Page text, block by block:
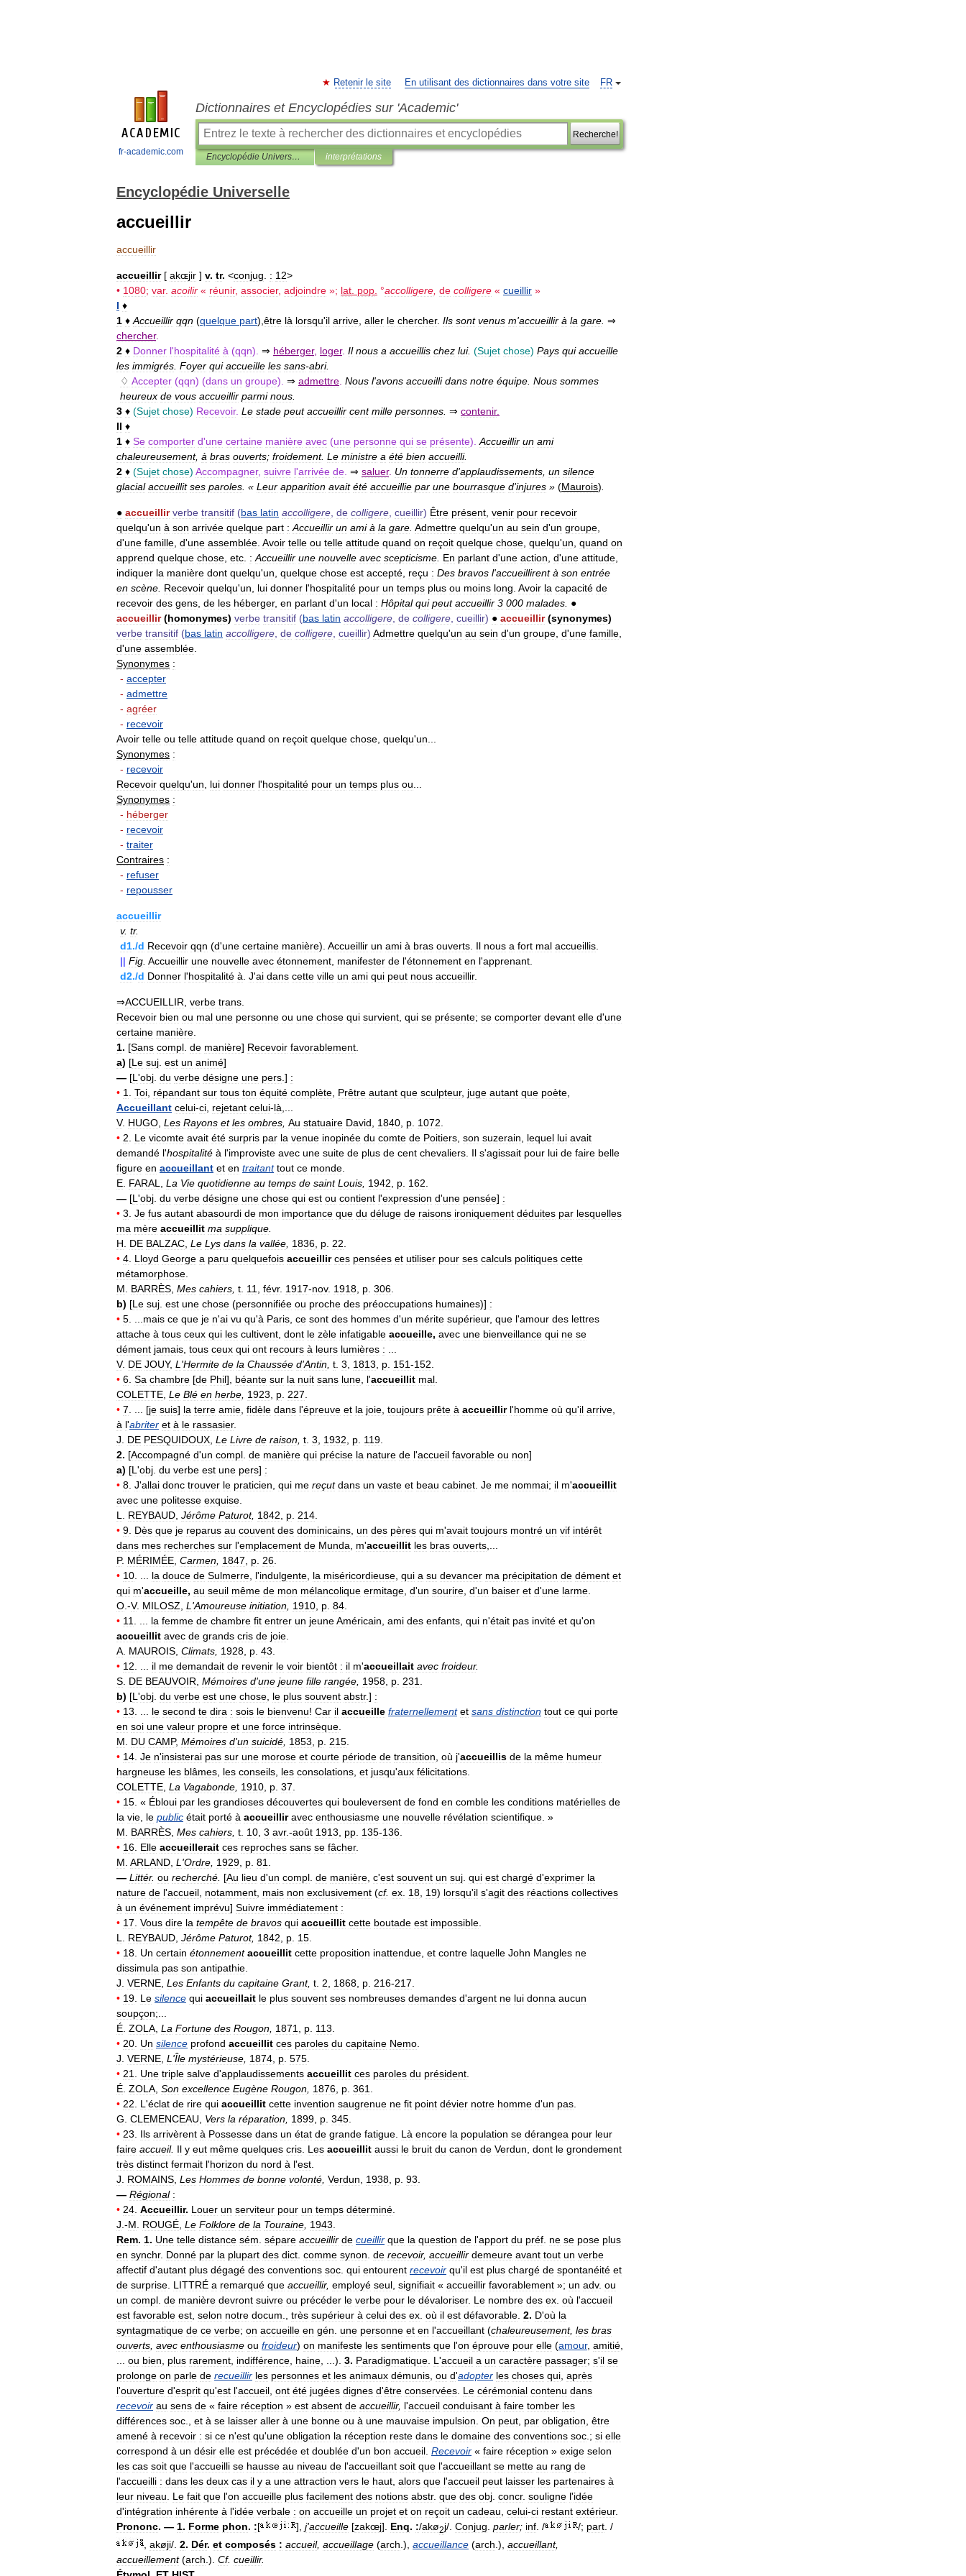
fr-academic.com
FR
Retenir le site En utilisant des dictionnaires dans votre site
Dictionnaires et Encyclopédies sur 'Academic'
Recherche!
Encyclopédie Universelle interprétations
Encyclopédie Universelle
accueillir
accueillir
accueillir[ akɶjir ] v. tr. <conjug : 12>
• 1080; var. acoilir « réunir, associer, adjoindre »; lat pop °accolligere de colligere « cueillir »
I ♦
1 ♦ Accueillir qqn (quelque part), être là lorsqu'il arrive aller le chercher. Ils sont venus m'accueillir à la gare ⇒
chercher.
2 ♦ Donner l'hospitalité à (qqn). ⇒ héberger, loger. Il nous a accueillis chez lui. (Sujet chose) Pays qui accueille
les immigrés Foyer qui accueille les sans-abri.
♢ Accepter (qqn) (dans un groupe). ⇒ admettre Nous l'avons accueilli dans notre équipe Nous sommes
heureux de vous accueillir parmi nous
3 ♦ (Sujet chose) Recevoir. Le stade peut accueillir cent mille personnes ⇒ contenir.
II ♦
1 ♦ Se comporter d'une certaine manière avec (une personne qui se présente). Accueillir un ami
chaleureusement, à bras ouverts; froidement. Le ministre a été bien accueilli.
2 ♦ (Sujet chose) Accompagner, suivre l'arrivée de ⇒ saluer. Un tonnerre d'applaudissements un silence
glacial accueillit ses paroles . « Leur apparition avait été accueillie par une bourrasque d'injures » (Maurois)
● accueillir verbe transitif (bas latin accolligere de colligere cueillir) Être présent venir pour recevoir
quelqu'un à son arrivée quelque part : Accueillir un ami à la gare Admettre quelqu'un au sein d'un groupe
d'une famille d'une assemblée Avoir telle ou telle attitude quand on reçoit quelque chose quelqu'un quand on
apprend quelque chose etc : Accueillir une nouvelle avec scepticisme En parlant d'une action d'une attitude
indiquer la manière dont quelqu'un quelque chose est accepté reçu : Des bravos l'accueillirent à son entrée
en scène Recevoir quelqu'un lui donner l'hospitalité pour un temps plus ou moins long Avoir la capacité de
recevoir des gens de les héberger, en parlant d'un local : Hôpital qui peut accueillir 3 000 malades ●
accueillir(homonymes) verbe transitif (bas latin accolligere de colligere cueillir) ● accueillir(synonymes)
verbe transitif (bas latin accolligere de colligere cueillir) Admettre quelqu'un au sein d'un groupe d'une famille
d'une assemblée
Synonymes :
- accepter
- admettre
- agréer
- recevoir
Avoir telle ou telle attitude quand on reçoit quelque chose quelqu'un
Synonymes :
- recevoir
Recevoir quelqu'un lui donner l'hospitalité pour un temps plus ou
Synonymes :
- héberger
- recevoir
- traiter
Contraires :
- refuser
- repousser
accueillir
v. tr.
d1./d Recevoir qqn (d'une certaine manière). Accueillir un ami à bras ouverts Il nous a fort mal accueillis
|| Fig Accueillir une nouvelle avec étonnement manifester de l'étonnement en l'apprenant
d2./d Donner l'hospitalité à J'ai dans cette ville un ami qui peut nous accueillir.
⇒ACCUEILLIR verbe trans
Recevoir bien ou mal une personne ou une chose qui survient qui se présente; se comporter devant elle d'une
certaine manière
1. [Sans compl de manière] Recevoir favorablement
a) [Le suj est un animé]
— [L 'obj du verbe désigne une pers .] :
• 1 Toi répandant sur tous ton équité complète Prêtre autant que sculpteur, juge autant que poète
Accueillant celui-ci rejetant celui-là
V. HUGO Les Rayons et les ombres Au statuaire David 1840 p 1072
• 2 Le vicomte avait été surpris par la venue inopinée du comte de Poitiers son suzerain lequel lui avait
demandé l'hospitalité à l'improviste avec une suite de plus de cent chevaliers Il s'agissait pour lui de faire belle
figure en accueillant et en traitant tout ce monde
E FARAL La Vie quotidienne au temps de saint Louis 1942 p 162
— [L 'obj du verbe désigne une chose qui est ou contient l'expression d'une pensée] :
• 3 Je fus autant abasourdi de mon importance que du déluge de raisons ironiquement déduites par lesquelles
ma mère accueillit ma supplique
H
DE BALZAC Le Lys dans la vallée 1836 p 22
• 4 Lloyd George a paru quelquefois accueillir ces pensées et utiliser pour ses calculs politiques cette
métamorphose
M
BARRÈS Mes cahiers t 11 févr. 1917-nov. 1918 p 306
b) [Le suj est une chose (personnifiée ou proche des préoccupations humaines)] :
• 5 mais ce que je n'ai vu qu'à Paris ce sont des hommes d'un mérite supérieur, que l'amour des lettres
attache à tous ceux qui les cultivent dont le zèle infatigable accueille, avec une bienveillance qui ne se
dément jamais tous ceux qui ont recours à leurs lumières :
V. DE JOUY, L 'Hermite de la Chaussée d'Antin t 3 1813 p 151-152
• 6 Sa chambre [de Phil], béante sur la nuit sans lune l'accueillit mal
COLETTE Le Blé en herbe 1923 p 227
• 7 . ... [je suis] la terre amie fidèle dans l'épreuve et la joie toujours prête à accueillir l'homme où qu'il arrive
à l'abriter et à le rassasier.
J
DE PESQUIDOUX Le Livre de raison t 3 1932 p 119
2. [Accompagné d'un compl de manière qui précise la nature de l'accueil favorable ou non]
a) [L 'obj du verbe est une pers] :
• 8 J'allai donc trouver le praticien qui me reçut dans un vaste et beau cabinet Je me nommai; il m'accueillit
avec une politesse exquise
L
REYBAUD Jérôme Paturot, 1842 p 214
• 9 Dès que je reparus au couvent des dominicains un des pères qui m'avait toujours montré un vif intérêt
dans mes recherches sur l'emplacement de Munda m'accueillit les bras ouverts
P. MÉRIMÉE Carmen 1847 p 26
• 10 la douce de Sulmerre l'indulgente la miséricordieuse qui a su devancer ma précipitation de dément et
qui m'accueille, au seuil même de mon mélancolique ermitage d'un sourire d'un baiser et d'une larme
O .-V. MILOSZ L 'Amoureuse initiation 1910 p 84
• 11 la femme de chambre fit entrer un jeuneAméricain ami des enfants qui n'était pas invité et qu'on
accueillit avec de grands cris de joie
A MAUROIS Climats 1928 p 43
• 12 il me demandait de revenir le voir bientôt : il m'accueillait avec froideur.
S DE BEAUVOIR Mémoires d'une jeune fille rangée 1958 p 231
b) [L 'obj du verbe est une chose le plus souvent abstr.] :
• 13 le second te dira : sois le bienvenu! Car il accueille fraternellement et sans distinction tout ce qui porte
en soi une valeur propre et une force intrinsèque
M
DU CAMP, Mémoires d'un suicidé 1853 p 215
• 14 Je n'insisterai pas sur une morose et courte période de transition où j'accueillis de la même humeur
hargneuse les blâmes les conseils les consolations et jusqu'aux félicitations
COLETTE La Vagabonde 1910 p 37
• 15 . « Ébloui par les grandioses découvertes qui bouleversent de fond en comble les conditions matérielles de
la vie le public était porté à accueillir avec enthousiasme une nouvelle révélation scientifique . »
M
BARRÈS Mes cahiers t 10 3 avr.-août 1913 pp 135-136
• 16 Elle accueillerait ces reproches sans se fâcher.
M ARLAND L 'Ordre 1929 p 81
— Littér. ou recherché [Au lieu d'un compl de manière c'est souvent un suj qui est chargé d'exprimer la
nature de l'accueil notamment mais non exclusivement (cf. ex 18 19) lorsqu'il s'agit des réactions collectives
à un événement imprévu] Suivre immédiatement :
• 17 Vous dire la tempête de bravos qui accueillit cette boutade est impossible
L
REYBAUD Jérôme Paturot, 1842 p 15
• 18 Un certain étonnement accueillit cette proposition inattendue et contre laquelle John Mangles ne
dissimula pas son antipathie
J VERNE Les Enfants du capitaine Grant, t 2 1868 p 216-217
• 19 Le silence qui accueillait le plus souvent ses nombreuses demandes d'argent ne lui donna aucun
soupçon;...
É ZOLA La Fortune des Rougon 1871 p 113
• 20 Un silence profond accueillit ces paroles du capitaine Nemo
J VERNE L 'Île mystérieuse 1874 p 575
• 21 Une triple salve d'applaudissements accueillit ces paroles du président
É ZOLA Son excellence Eugène Rougon 1876 p 361
• 22 L 'éclat de rire qui accueillit cette invention saugrenue ne fit point dévier notre homme d'un pas
G CLEMENCEAU Vers la réparation 1899 p 345
• 23 Ils arrivèrent à Possesse dans un état de grande fatigue Là encore la population se dérangea pour leur
faire accueil. Il y eut même quelques cris Les accueillit aussi le bruit du canon de Verdun dont le grondement
très distinct fermait l'horizon du nord à l'est
J
ROMAINS Les Hommes de bonne volonté Verdun 1938 p 93
— Régional :
• 24 Accueillir. Louer un serviteur pour un temps déterminé
J .-M ROUGÉ Le Folklore de la Touraine 1943
Rem. 1. Une telle distance sém sépare accueillir de cueillir que la question de l'apport du préf ne se pose plus
en synchr. Donné par la plupart des dict comme synon de recevoir, accueillir demeure avant tout un verbe
affectif d'autant plus dégagé des conventions soc qui entourent recevoir qu'il est plus chargé de spontanéité et
de surprise LITTRÉ a remarqué que accueillir, employé seul signifiait « accueillir favorablement »; un adv. ou
un compl de manière devront suivre ou précéder le verbe pour le dévaloriser. Le nombre des ex où l'accueil
est favorable est selon notre docum très supérieur à celui des ex où il est défavorable 2. D'où la
syntagmatique de ce verbe; on accueille en gén une personne et en l'accueillant (chaleureusement, les bras
ouverts avec enthousiasme ou froideur) on manifeste les sentiments que l'on éprouve pour elle (amour, amitié
ou bien plus rarement indifférence haine , ...). 3. Paradigmatique L 'accueil a un caractère passager; s'il se
prolonge on parle de recueillir les personnes et les animaux démunis ou d'adopter les choses qui après
l'ouverture d'esprit qu'est l'accueil ont été jugées dignes d'être conservées Le cérémonial contenu dans
recevoir au sens de « faire réception » est absent de accueillir, l'accueil conduisant à faire tomber les
différences soc et à se laisser aller à une bonne ou à une mauvaise impulsion On peut par obligation être
amené à recevoir : si ce n'est qu'une obligation la réception reste dans le domaine des conventions soc .; si elle
correspond à un désir elle est précédée et doublée d'un bon accueil Recevoir « faire réception » exige selon
les cas soit que l'accueilli se hausse au niveau de l'accueillant soit que l'accueillant se mette au rang de
l'accueilli : dans les deux cas il y a une attraction vers le haut alors que l'accueil peut laisser les partenaires à
leur niveau Le fait que l'on accueille plus facilement des notions abstr. que des obj concr. souligne l'idée
d'intégration inhérente à l'idée verbale : on accueille un projet et on reçoit un cadeau celui-ci restant extérieur.
Prononc. — 1. Forme phon. :[ ], j'accueille [zakœj]. Enq. :/akø2j/. Conjug parler; inf . / /; part . /
akøji/. 2. Dér. et composés : accueil, accueillage (arch .), accueillance (arch .), accueillant,
accueillement(arch .). Cf. cueillir.